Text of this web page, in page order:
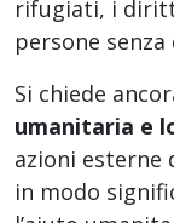
rifugiati, i
persone
Si chiede
umanitaria e
azioni esterne
in modo